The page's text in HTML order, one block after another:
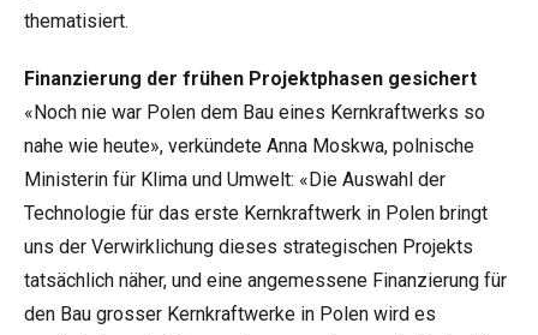
thematisiert.
Finanzierung der frühen Projektphasen gesichert
«Noch nie war Polen dem Bau eines Kernkraftwerks so
nahe wie heute», verkündete Anna Moskwa, polnische
Ministerin für Klima und Umwelt: «Die Auswahl der
Technologie für das erste Kernkraftwerk in Polen bringt
uns der Verwirklichung dieses strategischen Projekts
tatsächlich näher, und eine angemessene Finanzierung für
den Bau grosser Kernkraftwerke in Polen wird es